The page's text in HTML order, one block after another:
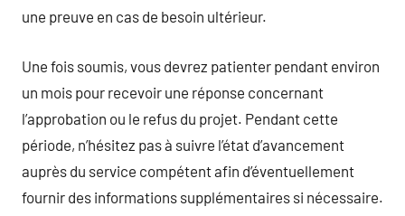
une preuve en cas de besoin ultérieur.
Une fois soumis, vous devrez patienter pendant environ
un mois pour recevoir une réponse concernant
l’approbation ou le refus du projet. Pendant cette
période, n’hésitez pas à suivre l’état d’avancement
auprès du service compétent afin d’éventuellement
fournir des informations supplémentaires si nécessaire.